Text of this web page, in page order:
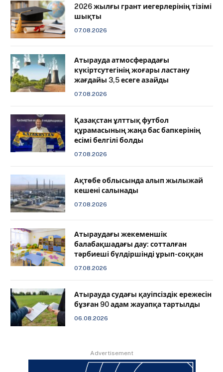
2026 жылғы грант иегерлерінің тізімі
шықты
07.08.2026
Атырауда атмосферадағы
күкіртсутегінің жоғары ластану
жағдайы 3,5 есеге азайды
07.08.2026
Қазақстан ұлттық футбол
құрамасының жаңа бас бапкерінің
есімі белгілі болды
07.08.2026
Ақтөбе облысында алып жылыжай
кешені салынады
07.08.2026
Атыраудағы жекеменшік
балабақшадағы дау: сотталған
тәрбиеші бүлдіршінді ұрып-соққан
07.08.2026
Атырауда судағы қауіпсіздік ережесін
бұзған 90 адам жауапқа тартылды
06.08.2026
Advertisement